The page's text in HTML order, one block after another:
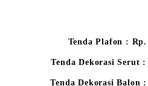
Tenda Plafon : Rp.
Tenda Dekorasi Serut
Tenda Dekorasi Balon